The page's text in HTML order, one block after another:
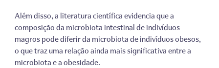
Além disso, a literatura científica evidencia que a
composição da microbiota intestinal de indivíduos
magros pode diferir da microbiota de indivíduos obesos,
o que traz uma relação ainda mais significativa entre a
microbiota e a obesidade.